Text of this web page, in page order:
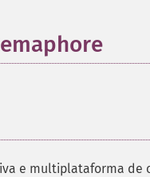
e multiplataforma de